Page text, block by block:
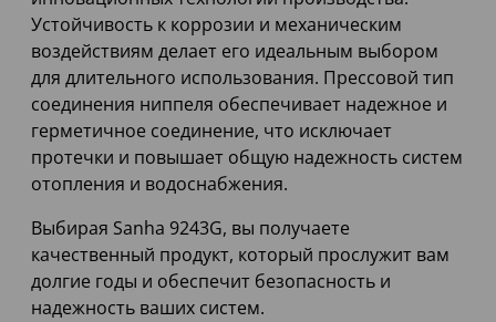
Устойчивость к коррозии и механическим
воздействиям делает его идеальным выбором
для длительного использования. Прессовой тип
соединения ниппеля обеспечивает надежное и
герметичное соединение, что исключает
протечки и повышает общую надежность систем
отопления и водоснабжения.
Выбирая Sanha 9243G, вы получаете
качественный продукт, который прослужит вам
долгие годы и обеспечит безопасность и
надежность ваших систем.